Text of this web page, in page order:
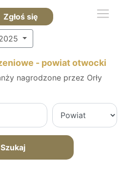
Zgłoś się
- powiat otwocki
nagrodzone przez Orły
Szukaj